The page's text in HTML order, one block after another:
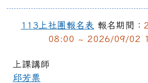
113上社團報名表 報名期間：
08:00 ~ 2026/09/02
上課講師
邱芳票